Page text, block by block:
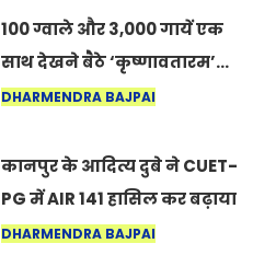
100 ग्वाले और 3,000 गायें एक
साथ देखने बैठे ‘कृष्णावतारम’…
नागपुर में दिखा ऐसा नज़ारा कि
कर सकते हैं”
DHARMENDRA BAJPAI
कानपुर के आदित्य दुबे ने CUET-
PG में AIR 141 हासिल कर बढ़ाया
शहर का मान
DHARMENDRA BAJPAI